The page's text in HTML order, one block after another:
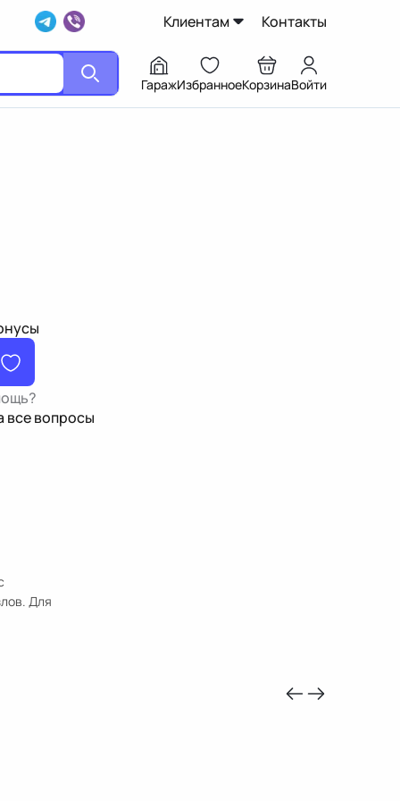
Клиентам Контакты
ГаражИзбранноеКорзинаВойти
все вопросы
Для